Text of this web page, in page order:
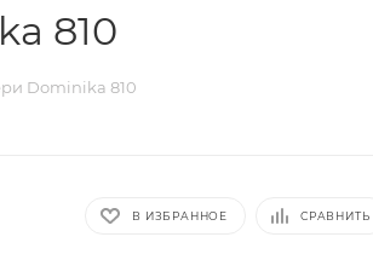
810
Dominika 810
В ИЗБРАННОЕ СРАВНИТЬ